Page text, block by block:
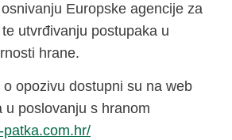
Europske agencije za
utvrđivanju postupaka u
hrane.
opozivu dostupni su na web
u poslovanju s hranom
patka.com.hr/